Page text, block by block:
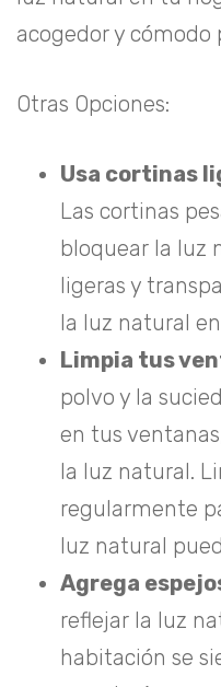
acogedor y
Otras Opciones:
Usa cortinas
Las cortinas
bloquear la luz
ligeras y
la luz natural
Limpia tus
polvo y la
en tus
la luz natural.
regularmente
luz natural
Agrega
reflejar la luz
habitación se